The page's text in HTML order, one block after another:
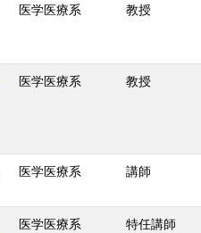
医学医療系 教授
医学医療系 教授
医学医療系 講師
医学医療系 特任講師